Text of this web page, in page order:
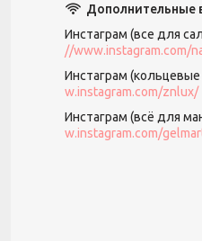
Инстаграм (все для
//www.instagram.com/
Инстаграм
w.instagram.com/znlux/
Инстаграм (всё для
w.instagram.com/